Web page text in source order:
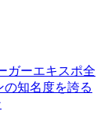
ガーエキスポ全
の知名度を誇る